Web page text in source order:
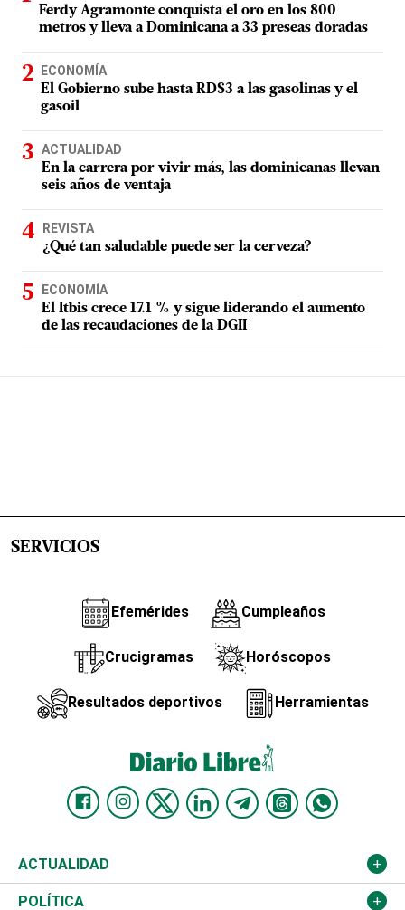
Ferdy Agramonte conquista el oro en los 800
metros y lleva a Dominicana a 33 preseas doradas
ECONOMÍA
El Gobierno sube hasta RD$3 a las gasolinas y el
gasoil
ACTUALIDAD
En la carrera por vivir más, las dominicanas llevan
seis años de ventaja
REVISTA
¿Qué tan saludable puede ser la cerveza?
ECONOMÍA
El Itbis crece 17.1 % y sigue liderando el aumento
de las recaudaciones de la DGII
SERVICIOS
Efemérides Cumpleaños
Crucigramas Horóscopos
Resultados deportivos Herramientas
ACTUALIDAD
Nacional
POLÍTICA